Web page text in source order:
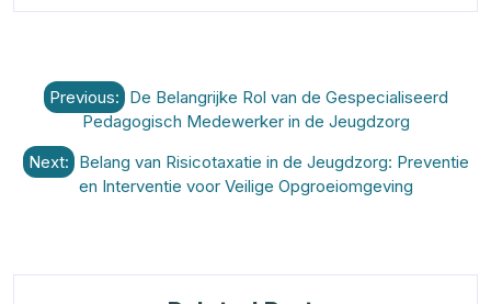
Berichtnavigatie
Previous: De Belangrijke Rol van de Gespecialiseerd
Pedagogisch Medewerker in de Jeugdzorg
Next: Belang van Risicotaxatie in de Jeugdzorg: Preventie
en Interventie voor Veilige Opgroeiomgeving